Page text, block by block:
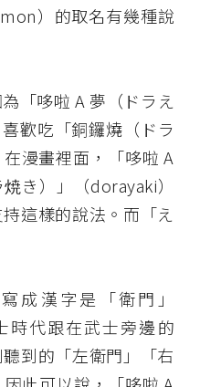
）的取名有幾種說
「哆啦 A 夢（ドラえ
歡吃「銅鑼燒（ドラ
漫畫裡面，「哆啦 A
き）」（dorayaki）
這樣的說法。而「え
成漢字是「衛門」
時代跟在武士旁邊的
聽到的「左衛門」「右